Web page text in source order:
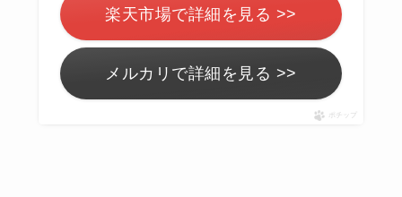
楽天市場で詳細を見る >>
メルカリで詳細を見る >>
ポチップ